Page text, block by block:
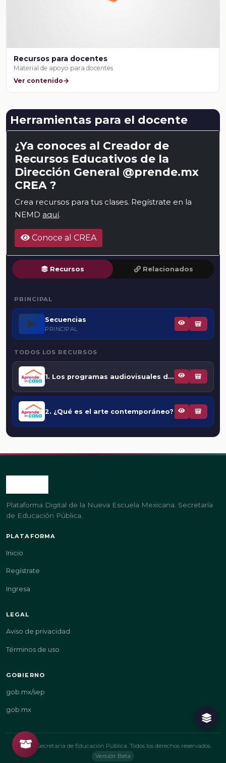
Recursos para docentes
Material de apoyo para docentes
Ver contenido
Herramientas para el docente
¿Ya conoces al Creador de
Recursos Educativos de la
Dirección General @prende.mx
CREA ?
Crea recursos para tus clases. Regístrate en la
NEMD aquí.
Conoce al CREA
Recursos Relacionados
PRINCIPAL
▶️ Secuencias
PRINCIPAL
🎒
TODOS LOS RECURSOS
1. Los programas audiovisuales del bloque 1 como herramienta para la enseñanza 🎒
2. ¿Qué es el arte contemporáneo? 🎒
Plataforma Digital de la Nueva Escuela Mexicana. Secretaría
de Educación Pública.
PLATAFORMA
Inicio
Regístrate
Ingresa
LEGAL
Aviso de privacidad
Términos de uso
GOBIERNO
gob.mx/sep
gob.mx
© 2026 Secretaría de Educación Pública. Todos los derechos reservados.
Versión Beta